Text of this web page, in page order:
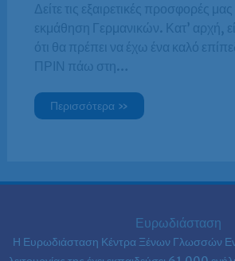
Δείτε τις εξαιρετικές προσφορές
εκμάθηση Γερμανικών. Κατ’ αρχή,
ότι θα πρέπει να έχω ένα καλό
ΠΡΙΝ πάω στη…
Περισσότερα »
Ευρωδιάσταση
Η Ευρωδιάσταση Κέντρα Ξένων Γλωσσών